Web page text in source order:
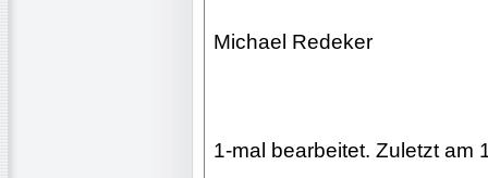
Michael Redeker
1-mal bearbeitet. Zuletzt am